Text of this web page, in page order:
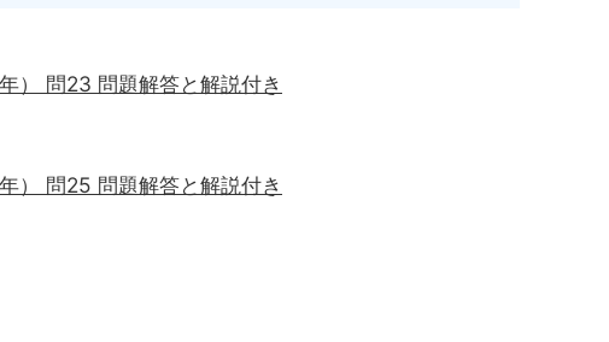
） 問23 問題解答と解説付き
） 問25 問題解答と解説付き